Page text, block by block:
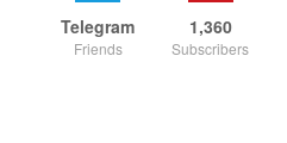
1,360
Subscribers
Telegram
Friends